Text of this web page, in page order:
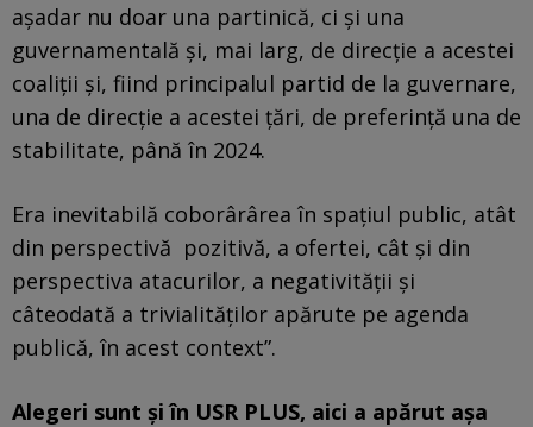
așadar nu doar una partinică, ci și una
guvernamentală și, mai larg, de direcție a acestei
coaliții și, fiind principalul partid de la guvernare,
una de direcție a acestei țări, de preferință una de
stabilitate, până în 2024.
Era inevitabilă coborârârea în spațiul public, atât
din perspectivă pozitivă, a ofertei, cât și din
perspectiva atacurilor, a negativității și
câteodată a trivialităților apărute pe agenda
publică, în acest context”.
Alegeri sunt și în USR PLUS, aici a apărut așa